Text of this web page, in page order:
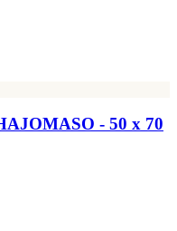
- 50 x 70